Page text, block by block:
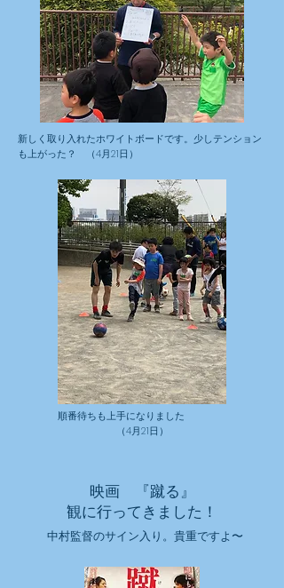
新しく取り入れたホワイトボードです。少しテンション
も上がった？ （4月21日）
順番待ちも上手になりました
（4月21日）
映画 『蹴る』
観に行ってきました！
中村監督のサイン入り。貴重ですよ〜